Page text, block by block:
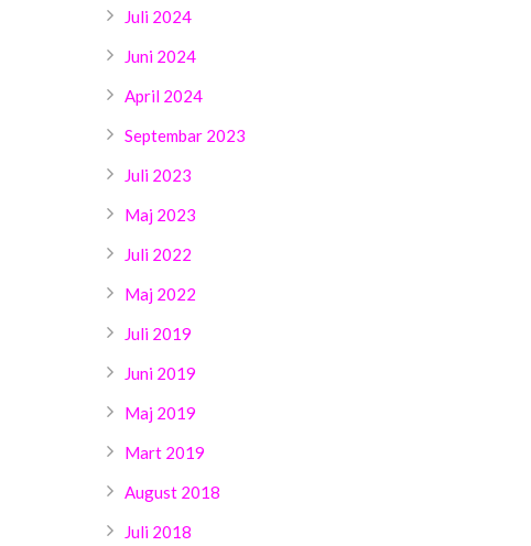
Juli 2024
Juni 2024
April 2024
Septembar 2023
Juli 2023
Maj 2023
Juli 2022
Maj 2022
Juli 2019
Juni 2019
Maj 2019
Mart 2019
August 2018
Juli 2018